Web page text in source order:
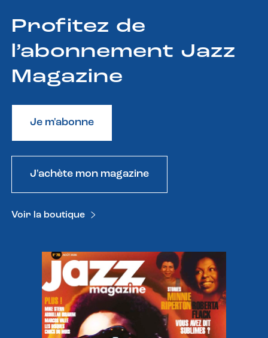
Profitez de
l’abonnement Jazz
Magazine
Je m'abonne
J'achète mon magazine
Voir la boutique